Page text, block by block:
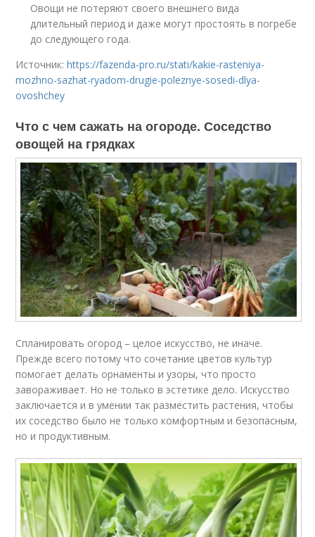
Овощи не потеряют своего внешнего вида
длительный период и даже могут простоять в погребе
до следующего года.
Источник:https://fazenda-pro.ru/stati/kakie-rasteniya-
mozhno-sazhat-ryadom-drugie-poleznye-sosedi-dlya-
ovoshchey
Что с чем сажать на огороде. Соседство
овощей на грядках
Спланировать огород – целое искусство, не иначе.
Прежде всего потому что сочетание цветов культур
помогает делать орнаменты и узоры, что просто
завораживает. Но не только в эстетике дело. Искусство
заключается и в умении так разместить растения, чтобы
их соседство было не только комфортным и безопасным,
но и продуктивным.